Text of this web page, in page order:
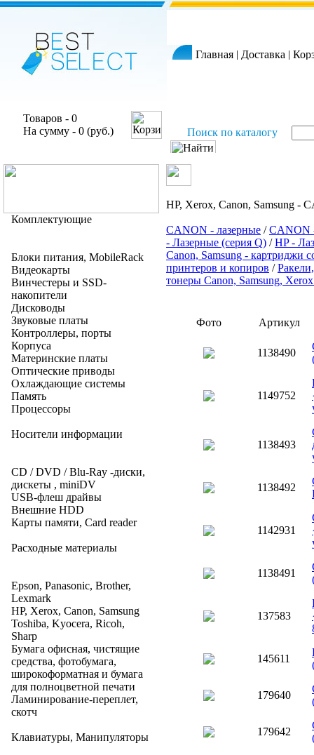
Главная | Доставка |
Товаров - 0
На сумму - 0 (руб.)
Поиск по каталогу
Комплектующие
Блоки питания, MobileRack
Видеокарты
Винчестеры и SSD-
накопители
Дисководы
Звуковые платы
Контроллеры, порты
Корпуса
Материнские платы
Оптические приводы
Охлаждающие системы
Память
Процессоры
Носители информации
CD / DVD / Blu-Ray -диски,
дискеты , miniDV
USB-флеш драйвы
Внешние HDD
Карты памяти, Card reader
Расходные материалы
Epson, Panasonic, Brother,
Lexmark
HP, Xerox, Canon, Samsung
Toshiba, Kyocera, Ricoh,
Sharp
Бумага офисная, чистящие
средства, фотобумага,
широкоформатная и бумага
для полноцветной печати
Ламинирование-переплет,
скотч
Клавиатуры, Манипуляторы
HP, Xerox, Canon, Samsung -
CANON - лазерные /CANON
- Лазерные (серия Q) /HP -
Canon, Samsung - картриджи
принтеров и копиров /
тонеры Canon, Samsung,
Фото Артикул
1138490
1149752
1138493
1138492
1142931
1138491
137583
145611
179640
179642